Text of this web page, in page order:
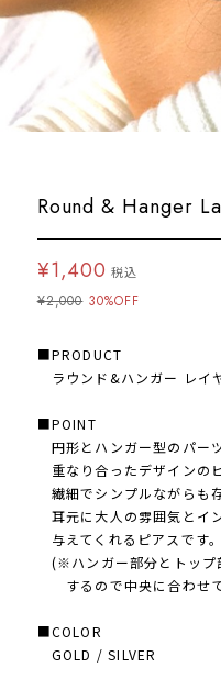
Round & Hanger
¥1,400 税込
¥2,000 30%OFF
■PRODUCT
ラウンド&ハンガー レイ
■POINT
円形とハンガー型のパー
重なり合ったデザインの
繊細でシンプルながらも
耳元に大人の雰囲気とイ
与えてくれるピアスです。
(※ハンガー部分とトップ
するので中央に合わせ
■COLOR
GOLD / SILVER